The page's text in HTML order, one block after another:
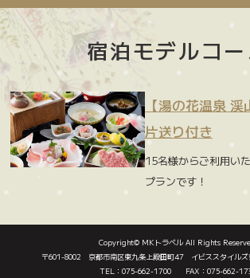
宿泊モデルコー
【湯の花温泉
片送り付き
15名様からご利用い
プランです！
Copyright© MKトラベル All Rights
〒601-8002 京都市南区東九条上殿田町47 イビススタイルズ
TEL：075-662-1700 FAX：075-662-